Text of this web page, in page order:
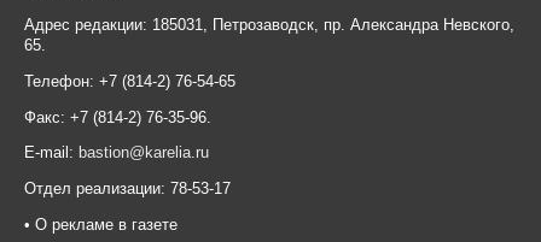
Адрес редакции: 185031, Петрозаводск, пр. Александра Невского,
65.
Телефон: +7 (814-2) 76-54-65
Факс: +7 (814-2) 76-35-96.
E-mail: bastion@karelia.ru
Отдел реализации: 78-53-17
• О рекламе в газете